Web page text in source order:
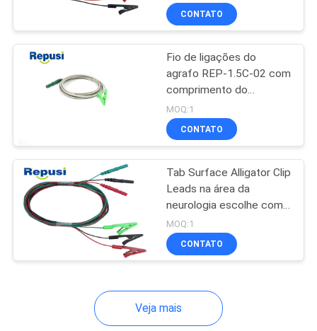
DA
QUALIDADE
CONTACTE-
NOTÍCIA
PEÇA
agulha concêntrica
23
Elétrodos da agulha
Touchproof
CONTATO
Fio de ligações do
agrafo REP-1.5C-02 com
comprimento do
conector 150m de
Touchproof
MOQ:1
CONTATO
Tab Surface Alligator Clip
Leads na área da
neurologia escolhe com
preto das cores
MOQ:1
CONTATO
Veja mais